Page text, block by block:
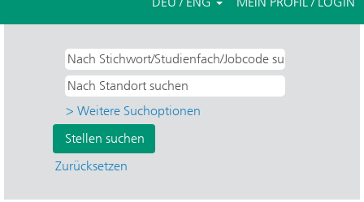
> Weitere Suchoptionen
Zurücksetzen